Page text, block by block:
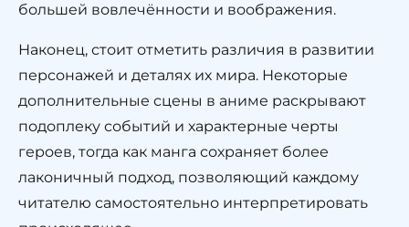
большей вовлечённости и воображения.
Наконец, стоит отметить различия в развитии
персонажей и деталях их мира. Некоторые
дополнительные сцены в аниме раскрывают
подоплеку событий и характерные черты
героев, тогда как манга сохраняет более
лаконичный подход, позволяющий каждому
читателю самостоятельно интерпретировать